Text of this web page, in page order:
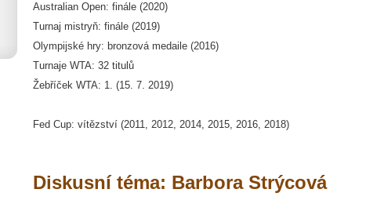
Australian Open: finále (2020)
Turnaj mistryň: finále (2019)
Olympijské hry: bronzová medaile (2016)
Turnaje WTA: 32 titulů
Žebříček WTA: 1. (15. 7. 2019)
Fed Cup: vítězství (2011, 2012, 2014, 2015, 2016, 2018)
Diskusní téma: Barbora Strýcová